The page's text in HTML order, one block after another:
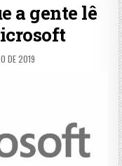
a gente lê
DE 2019